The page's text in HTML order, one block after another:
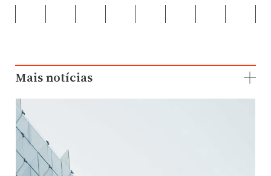
Mais notícias